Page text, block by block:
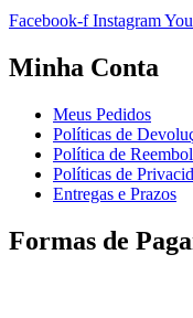
Facebook-f Instagram
Minha Conta
Meus Pedidos
Políticas de
Política de
Políticas de
Entregas e Prazos
Formas de